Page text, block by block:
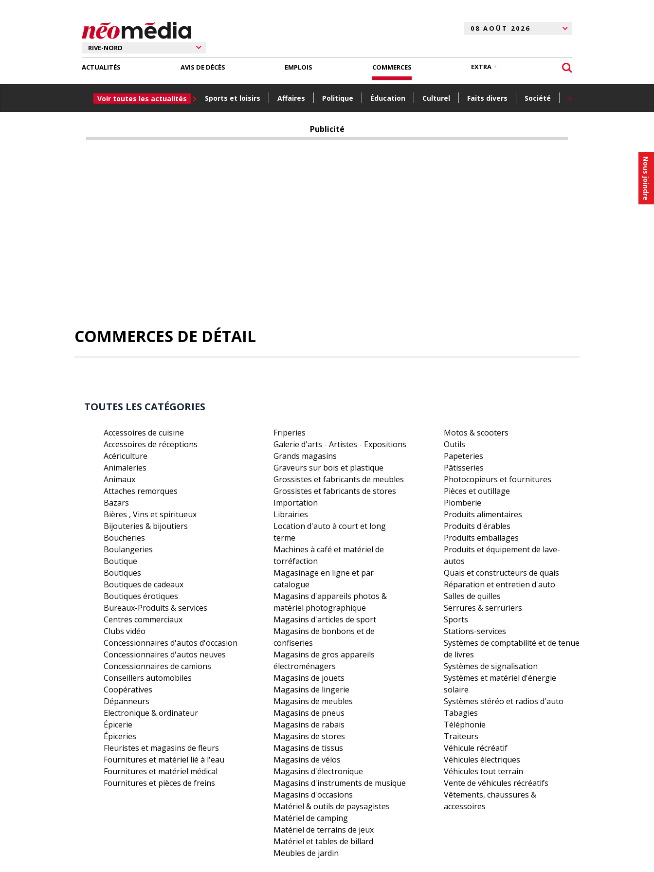
Nous joindre
ACTUALITÉS
Voir toutes les actualités Sports et loisirs Affaires Politique Éducation Culturel Faits divers Société +
AVIS DE DÉCÈS EMPLOIS COMMERCES EXTRA
Publicité
COMMERCES DE DÉTAIL
TOUTES LES CATÉGORIES
Accessoires de cuisine
Accessoires de réceptions
Acériculture
Animaleries
Animaux
Attaches remorques
Bazars
Bières , Vins et spiritueux
Bijouteries & bijoutiers
Boucheries
Boulangeries
Boutique
Boutiques
Boutiques de cadeaux
Boutiques érotiques
Bureaux-Produits & services
Centres commerciaux
Clubs vidéo
Concessionnaires d'autos d'occasion
Concessionnaires d'autos neuves
Concessionnaires de camions
Conseillers automobiles
Coopératives
Dépanneurs
Electronique & ordinateur
Épicerie
Épiceries
Fleuristes et magasins de fleurs
Fournitures et matériel lié à l'eau
Fournitures et matériel médical
Fournitures et pièces de freins
Friperies
Galerie d'arts - Artistes - Expositions
Grands magasins
Graveurs sur bois et plastique
Grossistes et fabricants de meubles
Grossistes et fabricants de stores
Importation
Librairies
Location d'auto à court et long
terme
Machines à café et matériel de
torréfaction
Magasinage en ligne et par
catalogue
Magasins d'appareils photos &
matériel photographique
Magasins d'articles de sport
Magasins de bonbons et de
confiseries
Magasins de gros appareils
électroménagers
Magasins de jouets
Magasins de lingerie
Magasins de meubles
Magasins de pneus
Magasins de rabais
Magasins de stores
Magasins de tissus
Magasins de vélos
Magasins d'électronique
Magasins d'instruments de musique
Magasins d'occasions
Matériel & outils de paysagistes
Matériel de camping
Matériel de terrains de jeux
Matériel et tables de billard
Meubles de jardin
Motos & scooters
Outils
Papeteries
Pâtisseries
Photocopieurs et fournitures
Pièces et outillage
Plomberie
Produits alimentaires
Produits d'érables
Produits emballages
Produits et équipement de lave-
autos
Quais et constructeurs de quais
Réparation et entretien d'auto
Salles de quilles
Serrures & serruriers
Sports
Stations-services
Systèmes de comptabilité et de tenue
de livres
Systèmes de signalisation
Systèmes et matériel d'énergie
solaire
Systèmes stéréo et radios d'auto
Tabagies
Téléphonie
Traiteurs
Véhicule récréatif
Véhicules électriques
Véhicules tout terrain
Vente de véhicules récréatifs
Vêtements, chaussures &
accessoires